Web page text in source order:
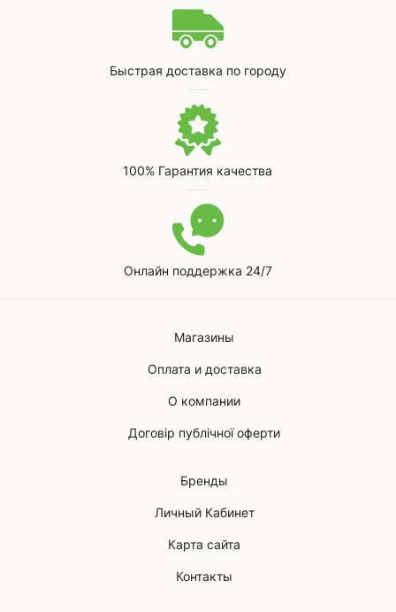
Быстрая доставка по городу
100% Гарантия качества
Онлайн поддержка 24/7
Магазины
Оплата и доставка
О компании
Договір публічної оферти
Бренды
Личный Кабинет
Карта сайта
Контакты